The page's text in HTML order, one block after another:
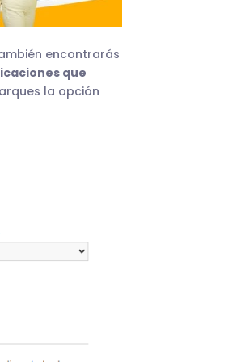
encontrarás
que
la opción